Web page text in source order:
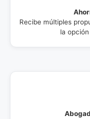
Recibe múltiples
la